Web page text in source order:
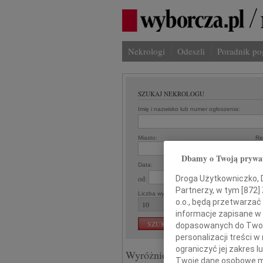
Nekrologi Odeszli Poradnik
SZUKAJ NEKROLOGU
Imię i nazwisko lub numer ogłoszenia:
Miasto:
Data:
od:
Liczba wyników na stronie:
Wyróżnione ogłoszenia:
Dbamy o Twoją
Droga Użytkowniczko,
Partnerzy, w tym [ 872
o.o., będą
informacje zapisane
dopasowanych do
personalizacji treści w
ograniczyć jej zakres
Twoje dane osobowe